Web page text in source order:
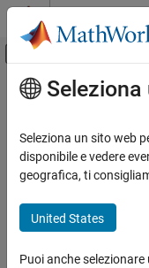
Vai al contenuto
Attiva/
Risorsa
Stato
Contenuto principale
Seleziona un sito web
disponibile e vedere
geografica, ti
United States
Puoi anche